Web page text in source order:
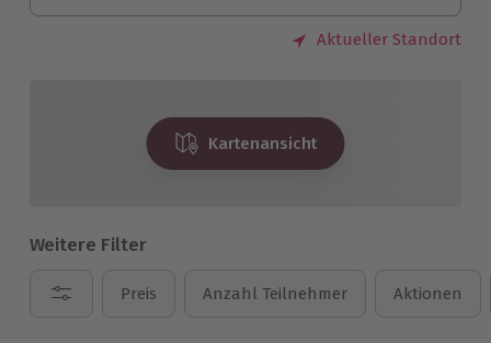
Aktueller Standort
Kartenansicht
Weitere Filter
Preis Anzahl Teilnehmer Aktionen